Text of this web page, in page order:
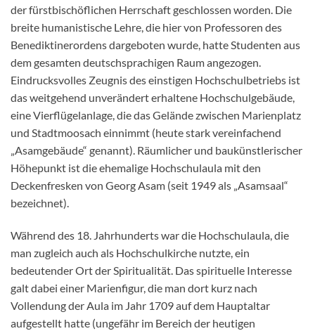
der fürstbischöflichen Herrschaft geschlossen worden. Die
breite humanistische Lehre, die hier von Professoren des
Benediktinerordens dargeboten wurde, hatte Studenten aus
dem gesamten deutschsprachigen Raum angezogen.
Eindrucksvolles Zeugnis des einstigen Hochschulbetriebs ist
das weitgehend unverändert erhaltene Hochschulgebäude,
eine Vierflügelanlage, die das Gelände zwischen Marienplatz
und Stadtmoosach einnimmt (heute stark vereinfachend
„Asamgebäude“ genannt). Räumlicher und baukünstlerischer
Höhepunkt ist die ehemalige Hochschulaula mit den
Deckenfresken von Georg Asam (seit 1949 als „Asamsaal“
bezeichnet).
Während des 18. Jahrhunderts war die Hochschulaula, die
man zugleich auch als Hochschulkirche nutzte, ein
bedeutender Ort der Spiritualität. Das spirituelle Interesse
galt dabei einer Marienfigur, die man dort kurz nach
Vollendung der Aula im Jahr 1709 auf dem Hauptaltar
aufgestellt hatte (ungefähr im Bereich der heutigen